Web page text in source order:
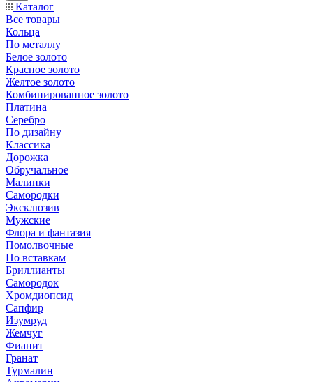
Каталог
Все товары
Кольца
По металлу
Белое золото
Красное золото
Желтое золото
Комбинированное золото
Платина
Серебро
По дизайну
Классика
Дорожка
Обручальное
Малинки
Самородки
Эксклюзив
Мужские
Флора и фантазия
Помолвочные
По вставкам
Бриллианты
Самородок
Хромдиопсид
Сапфир
Изумруд
Жемчуг
Фианит
Гранат
Турмалин